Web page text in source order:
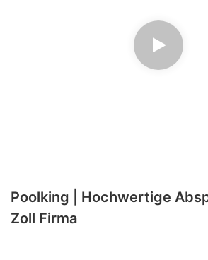
Poolking | Hochwertige
Zoll Firma